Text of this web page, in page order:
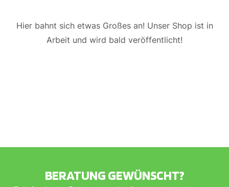
Hier bahnt sich etwas Großes an! Unser Shop ist in
Arbeit und wird bald veröffentlicht!
BERATUNG GEWÜNSCHT?